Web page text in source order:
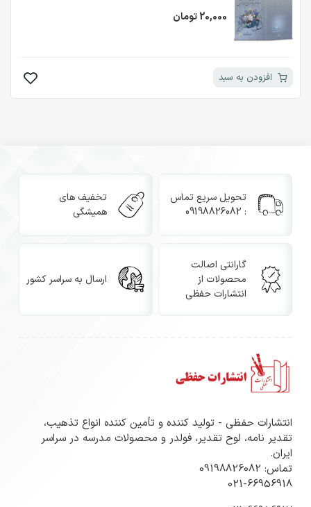
20,000 تومان
افزودن به سبد
تحویل سریع تماس
: 09198826082
تخفیف های
همیشگی
گارانتی اصالت
محصولات از
انتشارات حفظی
ارسال به سراسر کشور
انتشارات حفظی - تولید کننده و تأمین کننده انواع تذهیب،
تقدیر نامه، لوح تقدیر، فولدر و محصولات مدرسه در سراسر
ایران.
تماس: 09198826082
021-66956918